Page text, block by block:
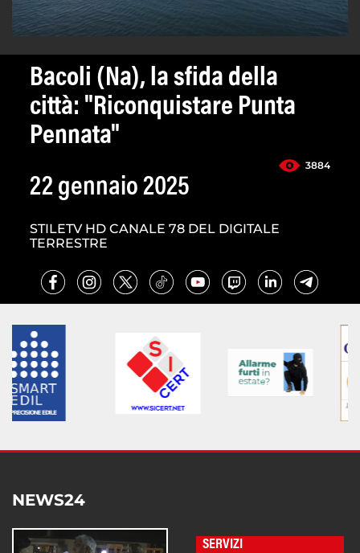
Bacoli (Na), la sfida della
città: "Riconquistare Punta
Pennata"
3884
22 gennaio 2025
STILETV HD CANALE 78 DEL DIGITALE
TERRESTRE
NEWS24
SERVIZI